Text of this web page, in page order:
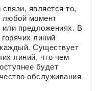
является то,
любой момент
или предложениях. В
линий
Существует
линий, что чем
будет
обслуживания